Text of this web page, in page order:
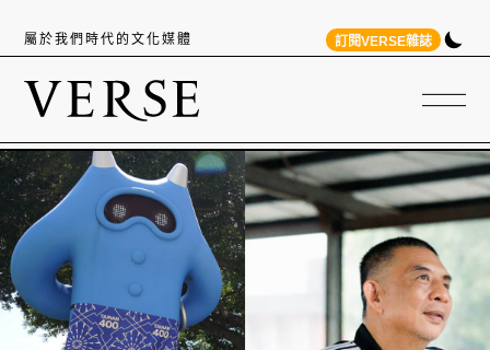
屬於我們時代的文化媒體 訂閱VERSE雜誌